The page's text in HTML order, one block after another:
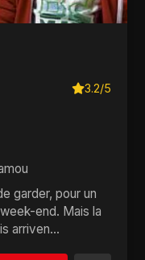
3.2/5
garder, pour un
end. Mais la
arriven...